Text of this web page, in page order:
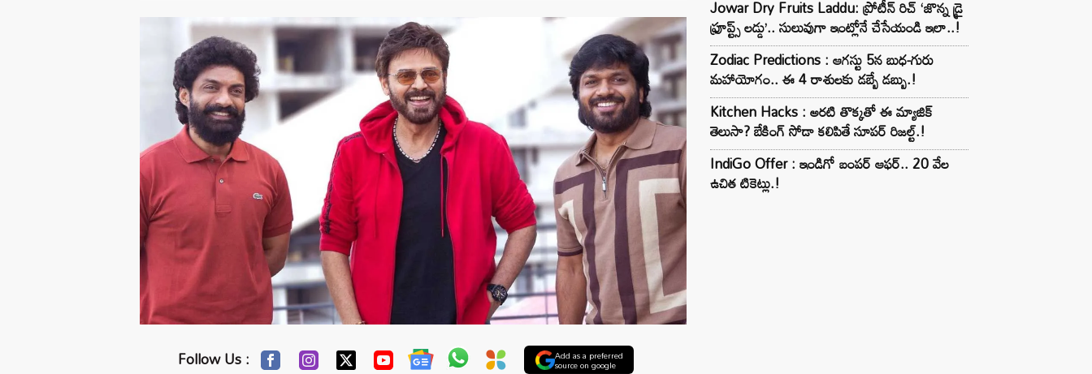
Follow Us : Add as a preferred
source on google
Jowar Dry Fruits Laddu: ప్రోటీన్ రిచ్ ‘జొన్న డ్రై
ఫ్రూప్ట్స్ లడ్డు’.. సులువుగా ఇంట్లోనే చేసేయండి ఇలా..!
Zodiac Predictions : ఆగస్టు 5న బుధ-గురు
మహాయోగం.. ఈ 4 రాశులకు డబ్బే డబ్బు.!
Kitchen Hacks : అరటి తొక్కతో ఈ మ్యాజిక్
తెలుసా? బేకింగ్ సోడా కలిపితే సూపర్ రిజల్ట్.!
IndiGo Offer : ఇండిగో బంపర్ ఆఫర్.. 20 వేల
ఉచిత టికెట్లు.!